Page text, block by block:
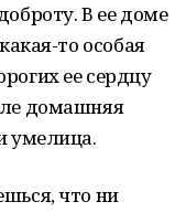
В ее доме
то особая
ее сердцу
домашняя
умелица.
что ни